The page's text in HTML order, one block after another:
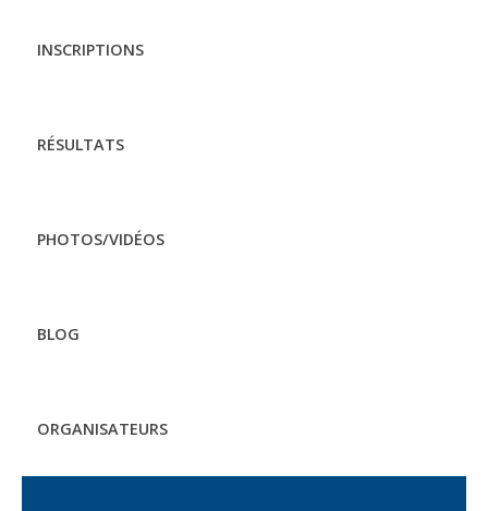
INSCRIPTIONS
RÉSULTATS
PHOTOS/VIDÉOS
BLOG
ORGANISATEURS